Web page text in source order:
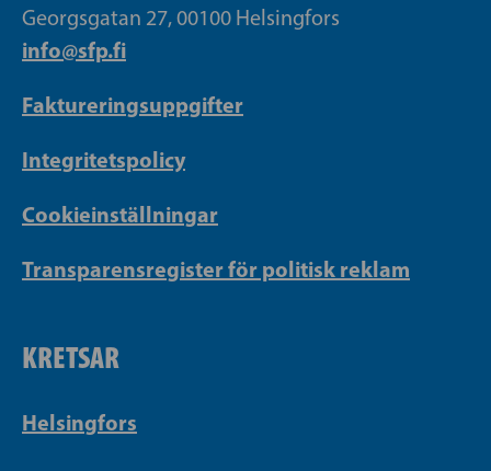
Georgsgatan 27, 00100 Helsingfors
info@sfp.fi
Faktureringsuppgifter
Integritetspolicy
Cookieinställningar
Transparensregister för politisk reklam
KRETSAR
Helsingfors